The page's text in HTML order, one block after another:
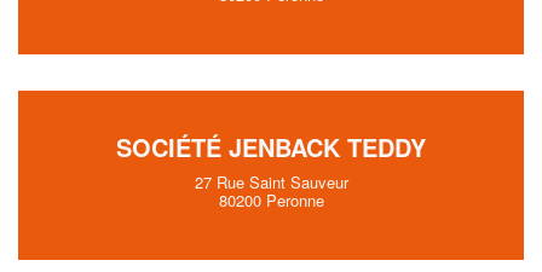
SOCIÉTÉ JENBACK TEDDY
27 Rue Saint Sauveur
80200 Peronne